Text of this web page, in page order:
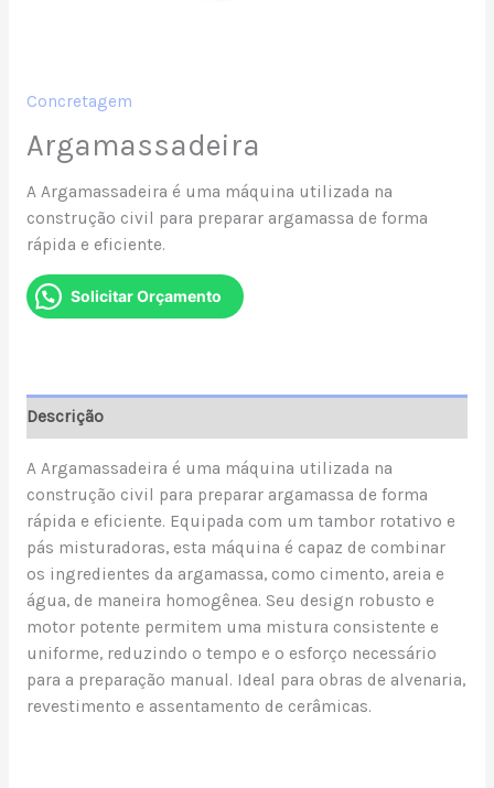
Concretagem
Argamassadeira
A Argamassadeira é uma máquina utilizada na
construção civil para preparar argamassa de forma
rápida e eficiente.
Solicitar Orçamento
Descrição
A Argamassadeira é uma máquina utilizada na
construção civil para preparar argamassa de forma
rápida e eficiente. Equipada com um tambor rotativo e
pás misturadoras, esta máquina é capaz de combinar
os ingredientes da argamassa, como cimento, areia e
água, de maneira homogênea. Seu design robusto e
motor potente permitem uma mistura consistente e
uniforme, reduzindo o tempo e o esforço necessário
para a preparação manual. Ideal para obras de alvenaria,
revestimento e assentamento de cerâmicas.